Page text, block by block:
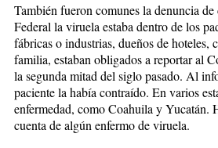
También fueron comunes la denuncia
Federal la viruela estaba dentro de los
fábricas o industrias, dueños de hoteles,
familia, estaban obligados a reportar al
la segunda mitad del siglo pasado. Al
paciente la había contraído. En varios
enfermedad, como Coahuila y Yucatán.
cuenta de algún enfermo de viruela.